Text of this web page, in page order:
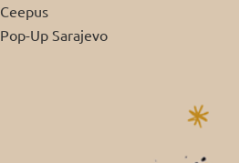
Ceepus
Pop-Up Sarajevo